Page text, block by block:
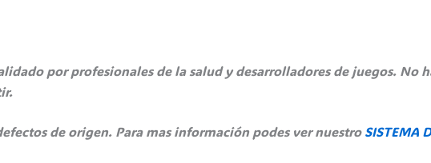
por profesionales de la salud y desarrolladores de juegos. No
de origen. Para mas información podes ver nuestroSISTEMA